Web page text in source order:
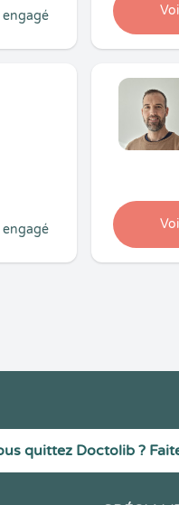
quittez Doctolib ?